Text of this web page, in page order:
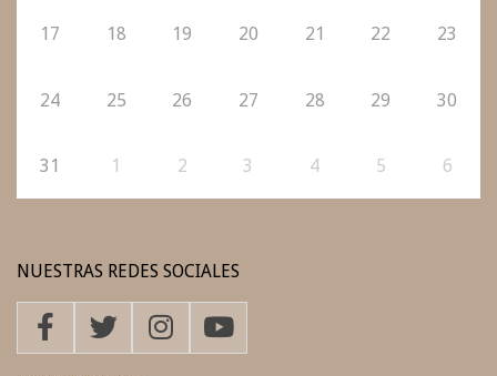
17 18 19 20 21 22 23
24 25 26 27 28 29 30
31 1 2 3 4 5 6
NUESTRAS REDES SOCIALES